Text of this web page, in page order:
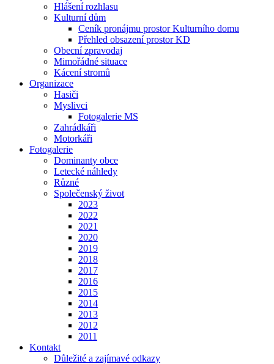
Hlášení rozhlasu
Kulturní dům
Ceník pronájmu prostor Kulturního domu
Přehled obsazení prostor KD
Obecní zpravodaj
Mimořádné situace
Kácení stromů
Organizace
Hasiči
Myslivci
Fotogalerie MS
Zahrádkáři
Motorkáři
Fotogalerie
Dominanty obce
Letecké náhledy
Různé
Společenský život
2023
2022
2021
2020
2019
2018
2017
2016
2015
2014
2013
2012
2011
Kontakt
Důležité a zajímavé odkazy